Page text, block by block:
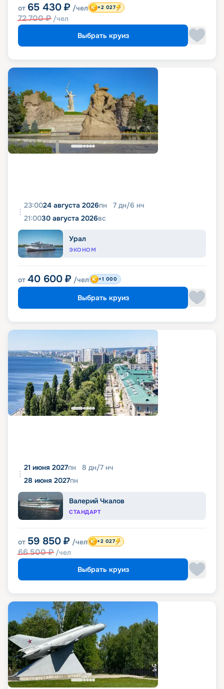
от 65 430 ₽ /чел
72 700₽ /чел
+2 027
Выбрать круиз
23:0024 августа 2026пн 7 дн/6 нч
21:0030 августа 2026вс
Урал
ЭКОНОМ
от 40 600 ₽ /чел +1 000
Выбрать круиз
21 июня 2027пн 8 дн/7 нч
28 июня 2027пн
Валерий Чкалов
СТАНДАРТ
от 59 850 ₽ /чел
66 500₽ /чел
+2 027
Выбрать круиз